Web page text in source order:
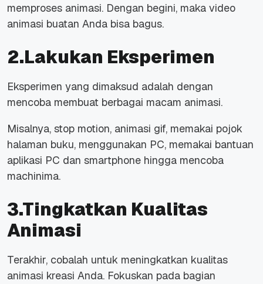
memproses animasi. Dengan begini, maka video
animasi buatan Anda bisa bagus.
2.Lakukan Eksperimen
Eksperimen yang dimaksud adalah dengan
mencoba membuat berbagai macam animasi.
Misalnya, stop motion, animasi gif, memakai pojok
halaman buku, menggunakan PC, memakai bantuan
aplikasi PC dan smartphone hingga mencoba
machinima.
3.Tingkatkan Kualitas
Animasi
Terakhir, cobalah untuk meningkatkan kualitas
animasi kreasi Anda. Fokuskan pada bagian